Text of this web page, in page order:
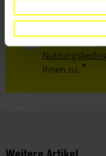
ihnen zu.